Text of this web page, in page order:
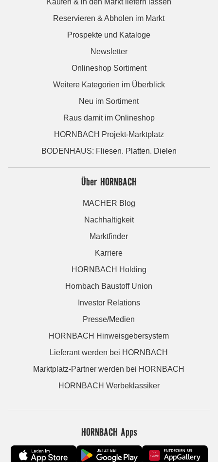
Kaufen & in den Markt liefern lassen
Reservieren & Abholen im Markt
Prospekte und Kataloge
Newsletter
Onlineshop Sortiment
Weitere Kategorien im Überblick
Neu im Sortiment
Raus damit im Onlineshop
HORNBACH Projekt-Marktplatz
BODENHAUS: Fliesen. Platten. Dielen
Über HORNBACH
MACHER Blog
Nachhaltigkeit
Marktfinder
Karriere
HORNBACH Holding
Hornbach Baustoff Union
Investor Relations
Presse/Medien
HORNBACH Hinweisgebersystem
Lieferant werden bei HORNBACH
Marktplatz-Partner werden bei HORNBACH
HORNBACH Werbeklassiker
HORNBACH Apps